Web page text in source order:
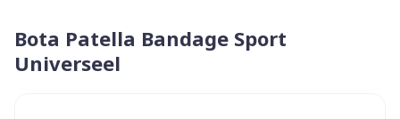
Bota Patella Bandage Sport
Universeel